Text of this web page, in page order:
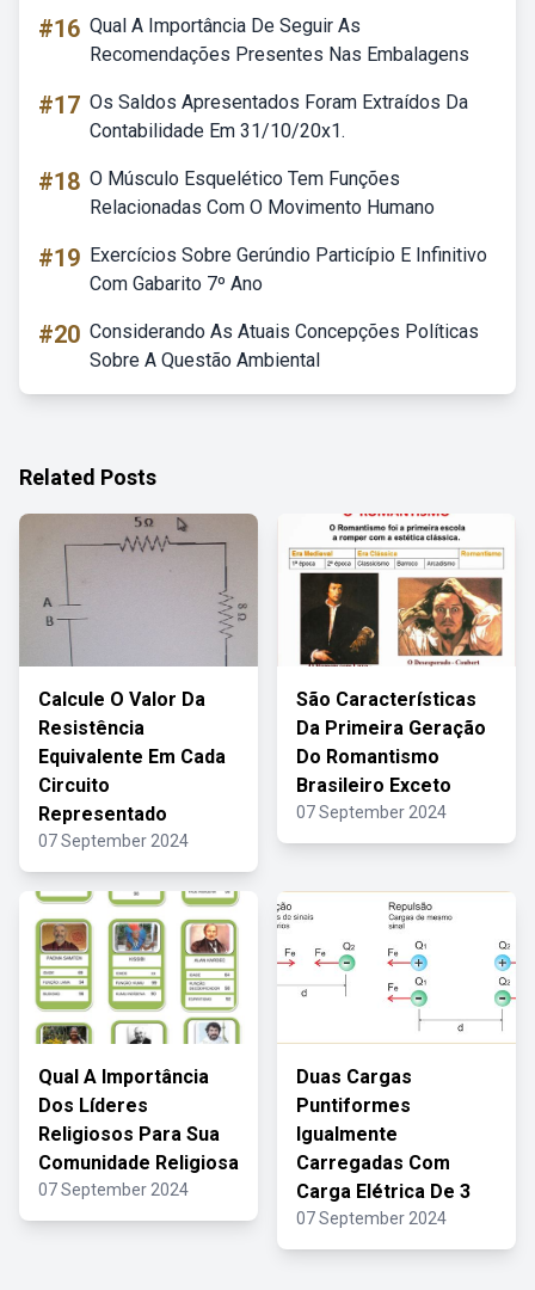
#16 Qual A Importância De Seguir As
Recomendações Presentes Nas Embalagens
#17 Os Saldos Apresentados Foram Extraídos Da
Contabilidade Em 31/10/20x1.
#18 O Músculo Esquelético Tem Funções
Relacionadas Com O Movimento Humano
#19 Exercícios Sobre Gerúndio Particípio E Infinitivo
Com Gabarito 7º Ano
#20 Considerando As Atuais Concepções Políticas
Sobre A Questão Ambiental
Related Posts
Calcule O Valor Da
Resistência
Equivalente Em Cada
Circuito
Representado
07 September 2024
São Características
Da Primeira Geração
Do Romantismo
Brasileiro Exceto
07 September 2024
Qual A Importância
Dos Líderes
Religiosos Para Sua
Comunidade Religiosa
07 September 2024
Duas Cargas
Puntiformes
Igualmente
Carregadas Com
Carga Elétrica De 3
07 September 2024